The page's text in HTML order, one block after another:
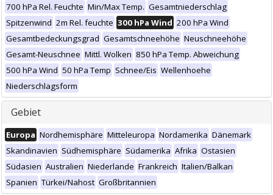
700 hPa Rel. Feuchte Min/Max Temp. Gesamtniederschlag
Spitzenwind 2m Rel. feuchte 300 hPa Wind 200 hPa Wind
Gesamtbedeckungsgrad Gesamtschneehöhe Neuschneehöhe
Gesamt-Neuschnee Mittl. Wolken 850 hPa Temp. Abweichung
500 hPa Wind 50 hPa Temp Schnee/Eis Wellenhoehe
Niederschlagsform
Gebiet
Europa Nordhemisphäre Mitteleuropa Nordamerika Dänemark
Skandinavien Südhemisphäre Südamerika Afrika Ostasien
Südasien Australien Niederlande Frankreich Italien/Balkan
Spanien Türkei/Nahost Großbritannien